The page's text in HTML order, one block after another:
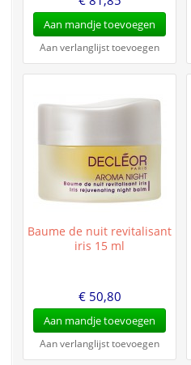
Aan mandje toevoegen
Aan verlanglijst toevoegen
Baume de nuit revitalisant
iris 15 ml
€ 50,80
Aan mandje toevoegen
Aan verlanglijst toevoegen